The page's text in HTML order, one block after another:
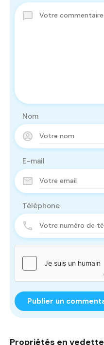
Nom
E-mail
Téléphone
Propriétés en vedette